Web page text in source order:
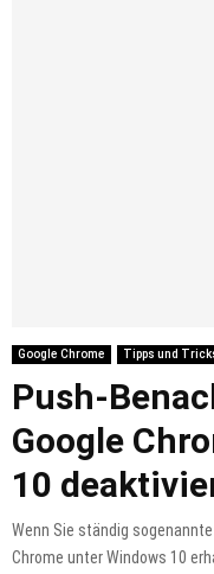
Google Chrome Tipps und
Push-
Google
10
Wenn Sie ständig
Chrome unter Windows 10